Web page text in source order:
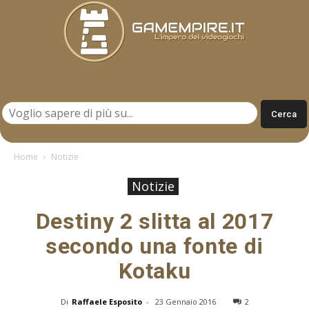
Home Notizie
Notizie
Destiny 2 slitta al 2017
secondo una fonte di
Kotaku
Di Raffaele Esposito - 23 Gennaio 2016 2